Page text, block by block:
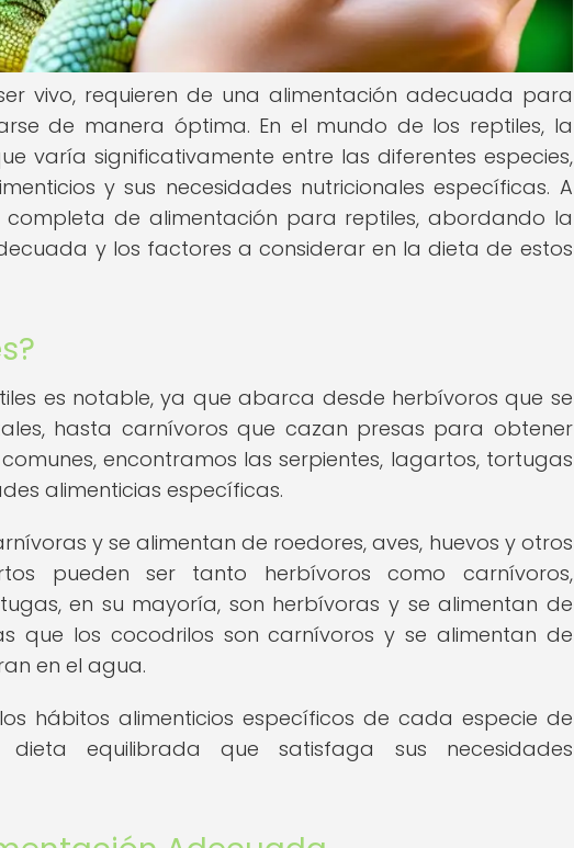
vivo, requieren de una alimentación adecuada para
de manera óptima. En el mundo de los reptiles, la
varía significativamente entre las diferentes especies,
y sus necesidades nutricionales específicas. A
de alimentación para reptiles, abordando la
y los factores a considerar en la dieta de estos
es notable, ya que abarca desde herbívoros que se
hasta carnívoros que cazan presas para obtener
encontramos las serpientes, lagartos, tortugas
alimenticias específicas.
y se alimentan de roedores, aves, huevos y otros
pueden ser tanto herbívoros como carnívoros,
en su mayoría, son herbívoras y se alimentan de
que los cocodrilos son carnívoros y se alimentan de
en el agua.
hábitos alimenticios específicos de cada especie de
equilibrada que satisfaga sus necesidades